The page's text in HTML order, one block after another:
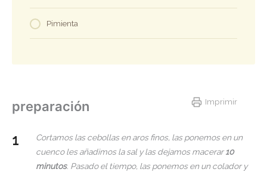
Pimienta
Imprimir
preparación
Cortamos las cebollas en aros finos, las ponemos en un
cuenco les añadimos la sal y las dejamos macerar10
minutos. Pasado el tiempo, las ponemos en un colador y